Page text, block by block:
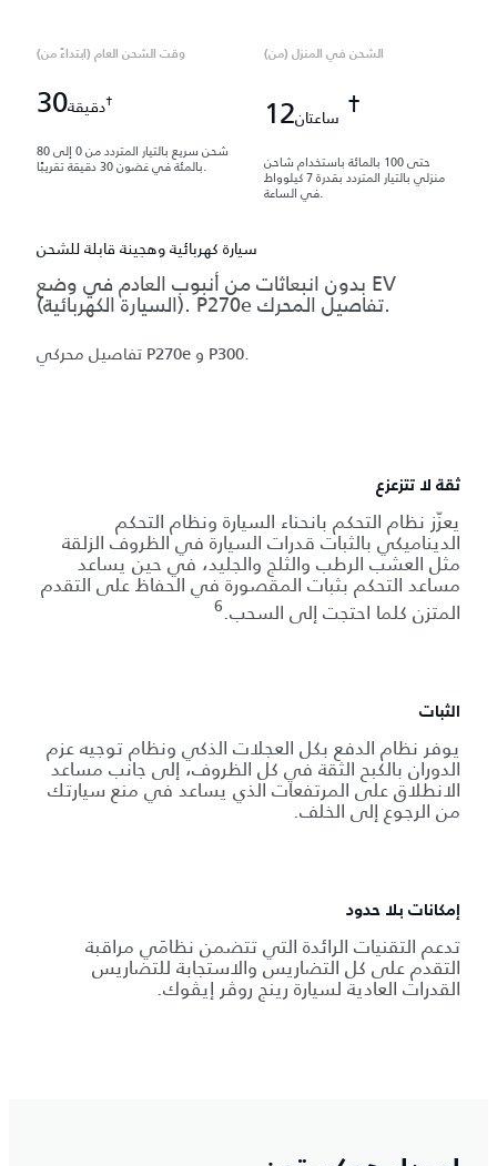
وقت الشحن العام (ابتداءً من)
30دقيقة†
شحن سريع بالتيار المتردد من 0 إلى 80
بالمئة في غضون 30 دقيقة تقريبًا.
الشحن في المنزل (من)
ساعتان †
حتى 100 بالمائة باستخدام شاحن
منزلي بالتيار المتردد بقدرة 7 كيلوواط
في الساعة.
سيارة كهربائية وهجينة قابلة للشحن
بدون انبعاثات من أنبوب العادم في وضع EV
(السيارة الكهربائية). P270e تفاصيل المحرك.
تفاصيل محركي P270e و P300.
ثقة لا تتزعزع
يعزّز نظام التحكم بانحناء السيارة ونظام التحكم
الديناميكي بالثبات قدرات السيارة في الظروف الزلقة
مثل العشب الرطب والثلج والجليد، في حين يساعد
مساعد التحكم بثبات المقصورة في الحفاظ على التقدم
المتزن كلما احتجت إلى السحب.6
الثبات
يوفر نظام الدفع بكل العجلات الذكي ونظام توجيه عزم
الدوران بالكبح الثقة في كل الظروف، إلى جانب مساعد
الانطلاق على المرتفعات الذي يساعد في منع سيارتك
من الرجوع إلى الخلف.
إمكانات بلا حدود
تدعم التقنيات الرائدة التي تتضمن نظامَي مراقبة
التقدم على كل التضاريس والاستجابة للتضاريس
القدرات العادية لسيارة رينج روڤر إيڤوك.